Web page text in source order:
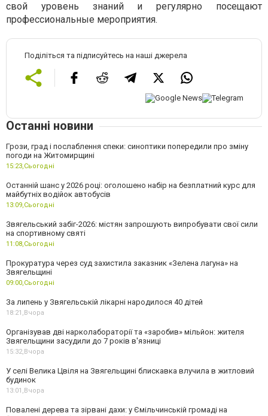
свой уровень знаний и регулярно посещают
профессиональные мероприятия.
Поділіться та підписуйтесь на наші джерела
Останні новини
Грози, град і послаблення спеки: синоптики попередили про зміну
погоди на Житомирщині
15:23,Сьогодні
Останній шанс у 2026 році: оголошено набір на безплатний курс для
майбутніх водійок автобусів
13:09,Сьогодні
Звягельський забіг-2026: містян запрошують випробувати свої сили
на спортивному святі
11:08,Сьогодні
Прокуратура через суд захистила заказник «Зелена лагуна» на
Звягельщині
09:00,Сьогодні
За липень у Звягельській лікарні народилося 40 дітей
18:21,Вчора
Організував дві нарколабораторії та «заробив» мільйон: жителя
Звягельщини засудили до 7 років в'язниці
15:32,Вчора
У селі Велика Цвіля на Звягельщині блискавка влучила в житловий
будинок
13:01,Вчора
Повалені дерева та зірвані дахи: у Ємільчинській громаді на